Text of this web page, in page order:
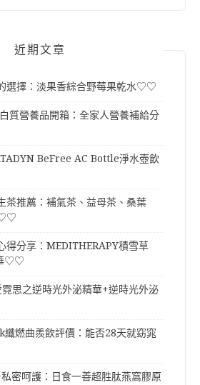
近期文章
選擇：淡果香綜合野莓果乾水♡♡
質營養品開箱：全家人營養補給分
BeFree AC Bottle淨水壺飲
推薦：補氣茶、益母茶、桑葉
♡♡
分享：MEDITHERAPY積雪草
♡♡
思之逆時光外泌精華+逆時光外泌
燃曲羨飲評價：能否28天就窈窕
密呵護：日食一善超胜肽燕窩膠原